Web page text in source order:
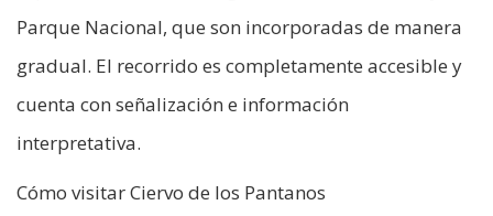
Parque Nacional, que son incorporadas de manera
gradual. El recorrido es completamente accesible y
cuenta con señalización e información
interpretativa.
Cómo visitar Ciervo de los Pantanos